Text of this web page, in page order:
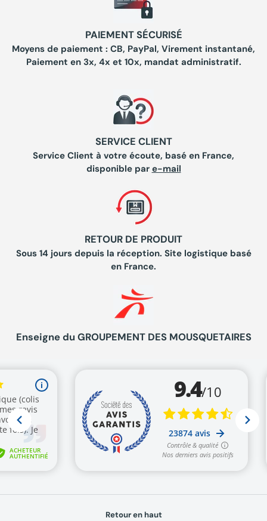
PAIEMENT SÉCURISÉ
Moyens de paiement : CB, PayPal, Virement instantané,
Paiement en 3x, 4x et 10x, mandat administratif.
SERVICE CLIENT
Service Client à votre écoute, basé en France,
disponible par e-mail
RETOUR DE PRODUIT
Sous 14 jours depuis la réception. Site logistique basé
en France.
Enseigne du GROUPEMENT DES MOUSQUETAIRES
Retour en haut